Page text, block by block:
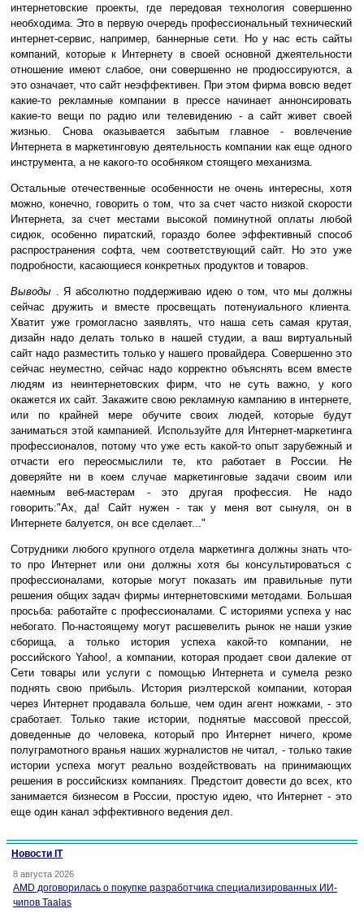
интернетовские проекты, где передовая технология совершенно
необходима. Это в первую очередь профессиональный технический
интернет-сервис, например, баннерные сети. Но у нас есть сайты
компаний, которые к Интернету в своей основной джеятельности
отношение имеют слабое, они совершенно не продюссируются, а
это означает, что сайт неэффективен. При этом фирма вовсю ведет
какие-то рекламные компании в прессе начинает аннонсировать
какие-то вещи по радио или телевидению - а сайт живет своей
жизнью. Снова оказывается забытым главное - вовлечение
Интернета в маркетинговую деятельность компании как еще одного
инструмента, а не какого-то особняком стоящего механизма.
Остальные отечественные особенности не очень интересны, хотя
можно, конечно, говорить о том, что за счет часто низкой скорости
Интернета, за счет местами высокой поминутной оплаты любой
сидюк, особенно пиратский, гораздо более эффективный способ
распространения софта, чем соответствующий сайт. Но это уже
подробности, касающиеся конкретных продуктов и товаров.
Выводы . Я абсолютно поддерживаю идею о том, что мы должны
сейчас дружить и вместе просвещать потенуиального клиента.
Хватит уже громогласно заявлять, что наша сеть самая крутая,
дизайн надо делать только в нашей студии, а ваш виртуальный
сайт надо разместить только у нашего провайдера. Совершенно это
сейчас неуместно, сейчас надо корректно объяснять всем вместе
людям из неинтернетовских фирм, что не суть важно, у кого
окажется их сайт. Закажите свою рекламную кампанию в интернете,
или по крайней мере обучите своих людей, которые будут
заниматься этой кампанией. Используйте для Интернет-маркетинга
профессионалов, потому что уже есть какой-то опыт зарубежный и
отчасти его переосмыслили те, кто работает в России. Не
доверяйте ни в коем случае маркетинговые задачи своим или
наемным веб-мастерам - это другая профессия. Не надо
говорить:"Ах, да! Сайт нужен - так у меня вот сынуля, он в
Интернете балуется, он все сделает..."
Сотрудники любого крупного отдела маркетинга должны знать что-
то про Интернет или они должны хотя бы консультироваться с
профессионалами, которые могут показать им правильные пути
решения общих задач фирмы интернетовскими методами. Большая
просьба: работайте с профессионалами. С историями успеха у нас
небогато. По-настоящему могут расшевелить рынок не наши узкие
сборища, а только история успеха какой-то компании, не
российского Yahoo!, а компании, которая продает свои далекие от
Сети товары или услуги с помощью Интернета и сумела резко
поднять свою прибыль. История риэлтерской компании, которая
через Интернет продавала больше, чем один агент ножками, - это
сработает. Только такие истории, поднятые массовой прессой,
доведенные до человека, который про Интернет ничего, кроме
полуграмотного вранья наших журналистов не читал, - только такие
истории успеха могут реально воздействовать на принимающих
решения в российскизх компаниях. Предстоит довести до всех, кто
занимается бизнесом в России, простую идею, что Интернет - это
еще один канал эффективного ведения дел.
Новости IT
8 августа 2026
AMD договорилась о покупке разработчика специализированных ИИ-
чипов Taalas